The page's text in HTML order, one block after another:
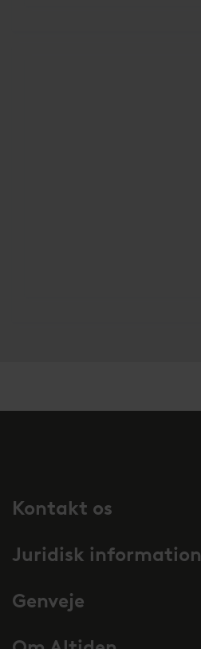
Kontakt os
Juridisk information
Genveje